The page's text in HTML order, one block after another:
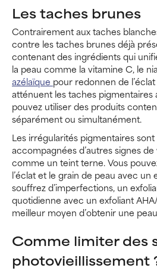
Les taches brunes
Contrairement aux taches
contre les taches brunes déjà
contenant des ingrédients qui
la peau comme la vitamine C, le
azélaïque pour redonnen de
atténuent les taches pigmentaires
pouvez utiliser des produits
séparément ou simultanément.
Les irrégularités pigmentaires
accompagnées d’autres signes
comme un teint terne. Vous
l’éclat et le grain de peau avec un
souffrez d’imperfections, un
quotidienne avec un exfoliant
meilleur moyen d’obtenir une
Comme limiter des
photovieillissement